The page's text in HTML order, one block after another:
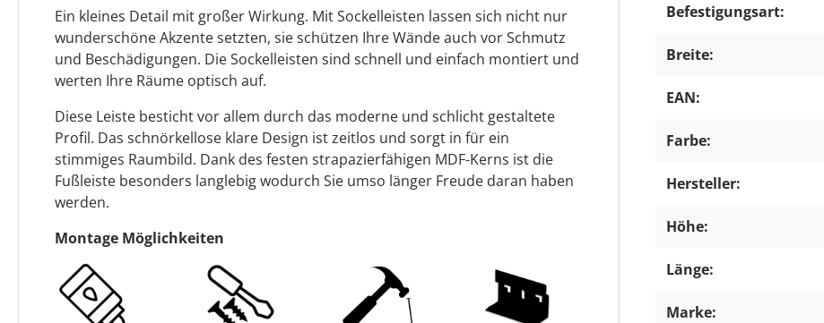
Ein kleines Detail mit großer Wirkung. Mit Sockelleisten lassen sich nicht nur
wunderschöne Akzente setzten, sie schützen Ihre Wände auch vor Schmutz
und Beschädigungen. Die Sockelleisten sind schnell und einfach montiert und
werten Ihre Räume optisch auf.
Diese Leiste besticht vor allem durch das moderne und schlicht gestaltete
Profil. Das schnörkellose klare Design ist zeitlos und sorgt in für ein
stimmiges Raumbild. Dank des festen strapazierfähigen MDF-Kerns ist die
Fußleiste besonders langlebig wodurch Sie umso länger Freude daran haben
werden.
Montage Möglichkeiten
Befestigungsart:
Breite:
EAN:
Farbe:
Hersteller:
Höhe:
Länge:
Marke: